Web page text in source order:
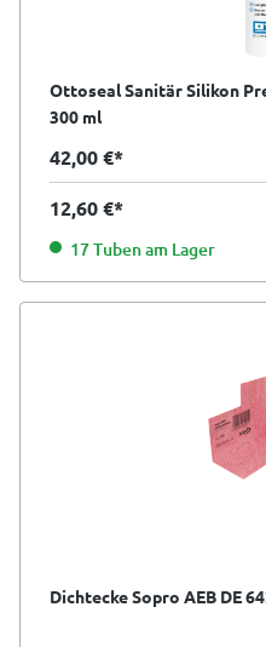
Ottoseal Sanitär Silikon
300 ml
42,00 €*
12,60 €*
17 Tuben am Lager
Dichtecke Sopro AEB DE